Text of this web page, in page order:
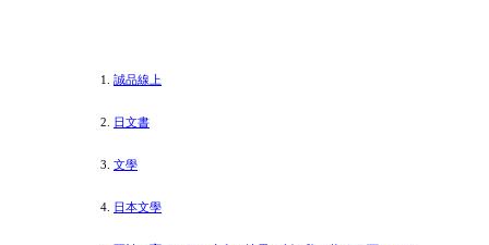
誠品線上
日文書
文學
日本文學